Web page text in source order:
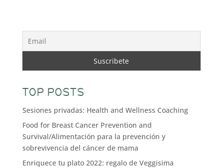
TOP POSTS
Sesiones privadas: Health and Wellness Coaching
Food for Breast Cancer Prevention and
Survival/Alimentación para la prevención y
sobrevivencia del cáncer de mama
Enriquece tu plato 2022: regalo de Veggisima